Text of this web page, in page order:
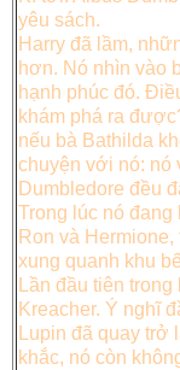
yêu sách.
Harry đã lầm,
hơn. Nó nhìn vào
hạnh phúc đó.
khám phá ra
nếu bà Bathilda
chuyện với nó: nó
Dumbledore đều
Trong lúc nó
Ron và
xung quanh khu
Lần đầu tiên
Kreacher. Ý nghĩ
Lupin đã quay trở
khắc, nó còn